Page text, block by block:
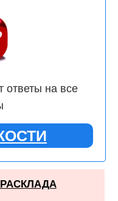
ответы на все